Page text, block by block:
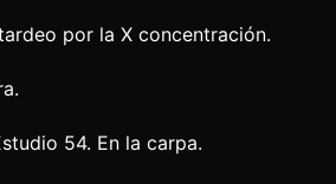
por la X concentración.
54. En la carpa.